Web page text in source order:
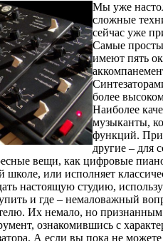
Мы уже
сложные
сейчас уже
Самые
имеют пять
более
Наиболее
музыканты,
функций.
другие – для
вещи, как цифровые
школе, или исполняет
настоящую студию,
и где – немаловажный
Их немало, но признанным
ознакомившись с
А если вы пока не